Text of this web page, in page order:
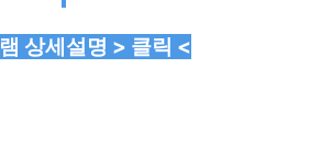
상세설명 > 클릭 <